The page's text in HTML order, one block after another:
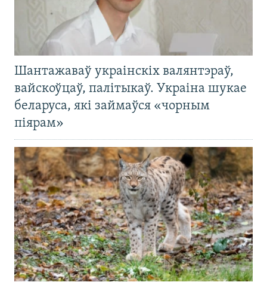
Шантажаваў украінскіх валянтэраў,
вайскоўцаў, палітыкаў. Украіна шукае
беларуса, які займаўся «чорным
піярам»